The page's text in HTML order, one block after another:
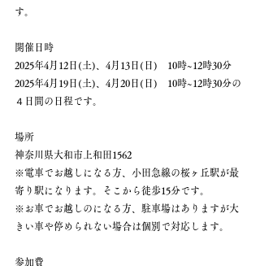
す。
開催日時
2025年4月12日(土)、4月13日(日)　10時~12時30分
2025年4月19日(土)、4月20日(日)　10時~12時30分の
４日間の日程です。
場所
神奈川県大和市上和田1562
※電車でお越しになる方、小田急線の桜ヶ丘駅が最
寄り駅になります。そこから徒歩15分です。
※お車でお越しのになる方、駐車場はありますが大
きい車や停められない場合は個別で対応します。
参加費